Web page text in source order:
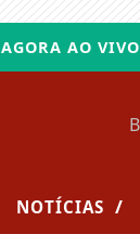
AGORA AO VIVO
NOTÍCIAS /